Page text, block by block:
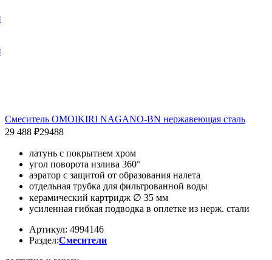
Смеситель OMOIKIRI NAGANO-BN нержавеющая сталь
29 488 ₽29488
латунь с покрытием хром
угол поворота излива 360°
аэратор с защитой от образования налета
отдельная трубка для фильтрованной воды
керамический картридж ∅ 35 мм
усиленная гибкая подводка в оплетке из нерж. стали
Артикул: 4994146
Раздел:Смесители